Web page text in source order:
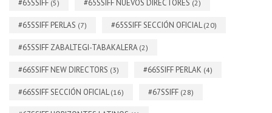
#65SSIFF (5) #65SSIFF NUEVOS DIRECTORES (2)
#65SSIFF PERLAS (7) #65SSIFF SECCIÓN OFICIAL(20)
#65SSIFF ZABALTEGI-TABAKALERA (2)
#66SSIFF NEW DIRECTORS (3) #66SSIFF PERLAK (4)
#66SSIFF SECCIÓN OFICIAL(16) #67SSIFF (28)